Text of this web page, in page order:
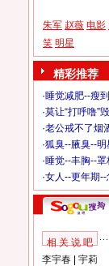
朱军 赵薇 电影
笑 明星
精彩推荐
·睡觉减肥--瘦
·莫让“打呼噜”
·老公戒不了烟
·狐臭--腋臭--明
·睡觉--丰胸--
·女人--更年期--
相 关 说 吧
李宇春| 宇莉